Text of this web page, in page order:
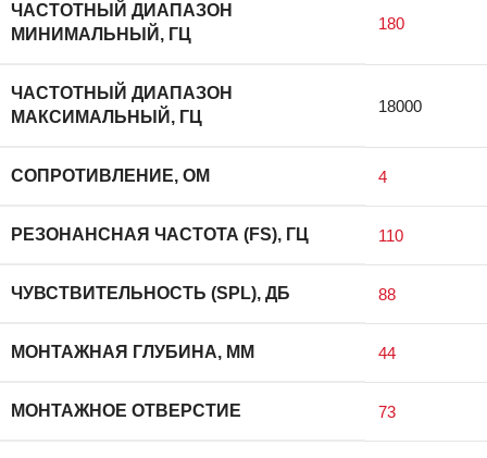
ЧАСТОТНЫЙ ДИАПАЗОН
МИНИМАЛЬНЫЙ, ГЦ
180
ЧАСТОТНЫЙ ДИАПАЗОН
МАКСИМАЛЬНЫЙ, ГЦ
18000
СОПРОТИВЛЕНИЕ, ОМ 4
РЕЗОНАНСНАЯ ЧАСТОТА (FS), ГЦ 110
ЧУВСТВИТЕЛЬНОСТЬ (SPL), ДБ 88
МОНТАЖНАЯ ГЛУБИНА, ММ 44
МОНТАЖНОЕ ОТВЕРСТИЕ 73